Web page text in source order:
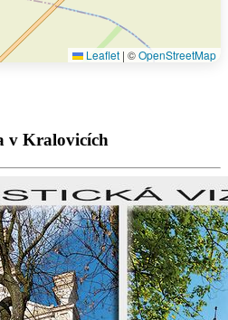
Leaflet | ©OpenStreetMap
v Kralovicích